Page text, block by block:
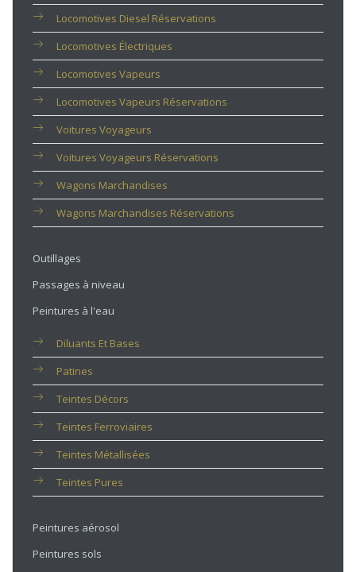
Locomotives Diesel Réservations
Locomotives Électriques
Locomotives Vapeurs
Locomotives Vapeurs Réservations
Voitures Voyageurs
Voitures Voyageurs Réservations
Wagons Marchandises
Wagons Marchandises Réservations
Outillages
Passages à niveau
Peintures à l'eau
Diluants Et Bases
Patines
Teintes Décors
Teintes Ferroviaires
Teintes Métallisées
Teintes Pures
Peintures aérosol
Peintures sols